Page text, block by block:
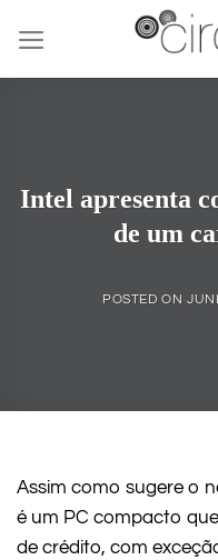
content
Intel apresenta
de um
POSTED ON
Assim como sugere o
é um PC compacto
de crédito, com